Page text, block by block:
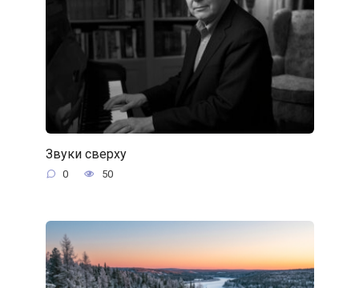
Звуки сверху
0 50